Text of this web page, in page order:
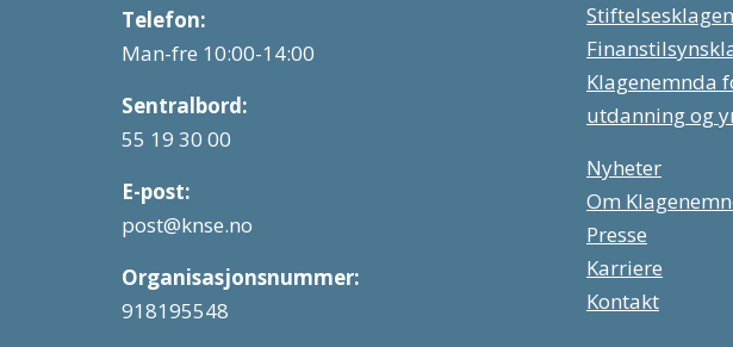
Telefon:
Man-fre 10:00-14:00
Sentralbord:
55 19 30 00
E-post:
post@knse.no
Organisasjonsnummer:
918195548
Klagenemnda
utdanning og
Nyheter
Om
Presse
Karriere
Kontakt